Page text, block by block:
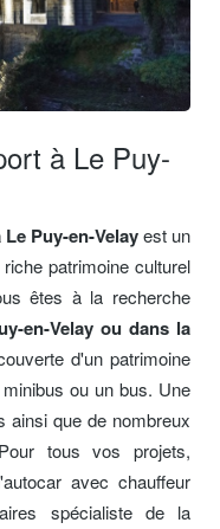
à Le Puy-
Puy-en-Velayest un
patrimoine culturel
êtes à la recherche
en-Velay ou dans la
d'un patrimoine
ou un bus. Une
ainsi que de nombreux
tous vos projets,
avec chauffeur
spécialiste de la